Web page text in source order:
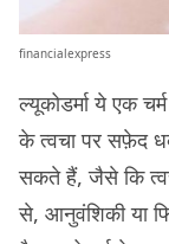
financialexpress
ल्यूकोडर्मा ये एक
के त्वचा पर सफ़ेद
सकते हैं, जैसे कि
से, आनुवंशिकी या